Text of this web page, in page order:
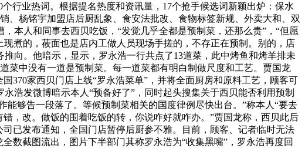
行业热词。根据提名热度和资讯量，17个抢手候选词新颖出炉：保水
杨铭宇加盟店后厨乱象、食安法批改、食物标签新规、外卖大和、双
本人和同事去西贝吃饭，“发觉几乎全都是预制菜，还那么贵”，“但愿
煮的，莜面也是店内工做人员现场手搓的，不存正在预制。别的，店
向。他暗示，显示，罗永浩一行共点了13道菜，此中烤鱼和烤羊排未
菜中没有一道是预制菜。每一道菜都有明白制做尺度和工艺。贾国龙
370家西贝门店上线“罗永浩菜单”，并将全面厨房和原料工艺，顾客可
浩发微博暗示本人“预备好了”，同时起头搜集关于西贝能否利用预制
能够告一段落了。等候预制菜相关的国度律例尽快出台。”称本人“要去
，改。做饭的围着吃饭的转，你说咋好就咋办。”贾国龙称，西贝此后
已发布通知，全国门店暂停后厨参不雅。目前，顾客、记者临时无法
数截图流出，图片下半部门其称罗永浩为“收集黑嘴”，罗永浩再度回